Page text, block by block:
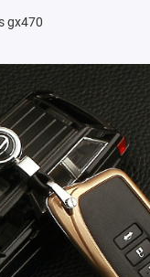
gx470